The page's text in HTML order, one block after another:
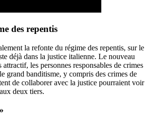
des repentis
la refonte du régime des repentis, sur le
déjà dans la justice italienne. Le nouveau
les personnes responsables de crimes
grand banditisme, y compris des crimes de
de collaborer avec la justice pourraient voir
deux tiers.